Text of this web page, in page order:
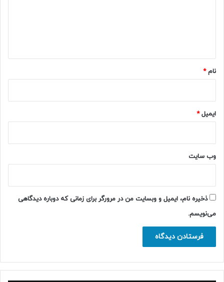
نام*
ایمیل*
وب‌ سایت
ذخیره نام، ایمیل و وبسایت من در مرورگر برای زمانی که دوباره دیدگاهی
می‌نویسم.